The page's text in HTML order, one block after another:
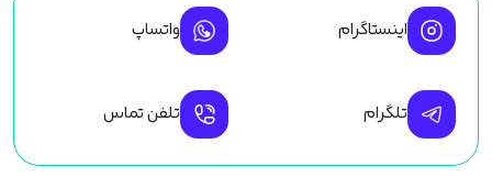
اینستاگرام واتساپ
تلگرام تلفن تماس